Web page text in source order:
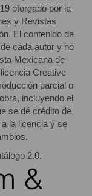
otorgado por la
y Revistas
El contenido de
cada autor y no
Mexicana de
Creative
parcial o
incluyendo el
se dé crédito de
la licencia y se
2.0.